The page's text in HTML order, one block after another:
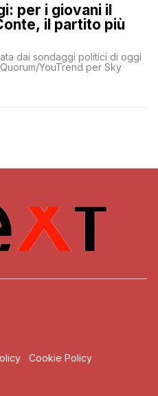
per i giovani il
il partito più
dai sondaggi politici di oggi
YouTrend per Sky
Cookie Policy